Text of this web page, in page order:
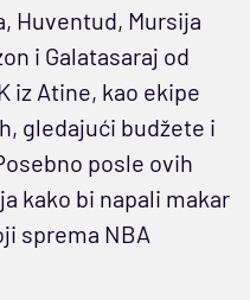
Huventud, Mursija
i Galatasaraj od
iz Atine, kao ekipe
gledajući budžete i
posle ovih
kako bi napali makar
sprema NBA